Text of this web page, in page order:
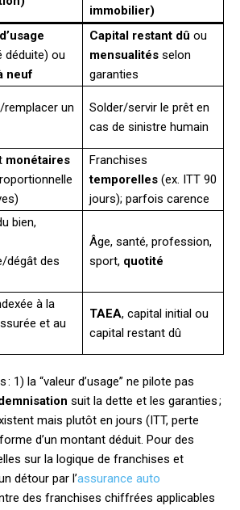
immobilier)
déduite) ou
neuf
Capital restant dû ou
mensualités selon
garanties
remplacer un
Solder/servir le prêt en
cas de sinistre humain
monétaires
Franchises
temporelles (ex. ITT 90
jours); parfois carence
bien,
dégât des
Âge, santé, profession,
sport, quotité
à la
et au
TAEA, capital initial ou
capital restant dû
1) la “valeur d’usage” ne pilote pas
suit la dette et les garanties ;
mais plutôt en jours (ITT, perte
d’un montant déduit. Pour des
sur la logique de franchises et
détour par l’assurance auto
des franchises chiffrées applicables